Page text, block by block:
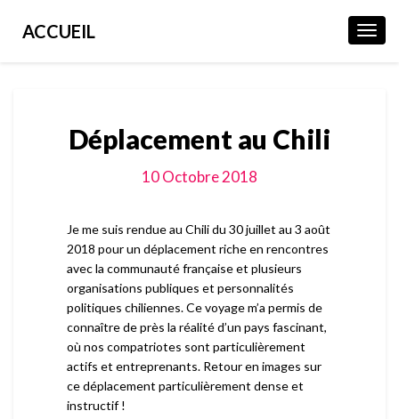
ACCUEIL
Déplacement au Chili
10 Octobre 2018
Je me suis rendue au Chili du 30 juillet au 3 août
2018 pour un déplacement riche en rencontres
avec la communauté française et plusieurs
organisations publiques et personnalités
politiques chiliennes. Ce voyage m’a permis de
connaître de près la réalité d’un pays fascinant,
où nos compatriotes sont particulièrement
actifs et entreprenants. Retour en images sur
ce déplacement particulièrement dense et
instructif !